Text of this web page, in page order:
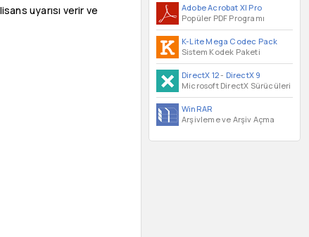
Adobe Acrobat XI Pro
Popüler PDF Programı
K-Lite Mega Codec Pack
Sistem Kodek Paketi
DirectX 12- DirectX 9
Microsoft DirectX Sürücüleri
WinRAR
Arşivleme ve Arşiv Açma
uyarısı verir ve